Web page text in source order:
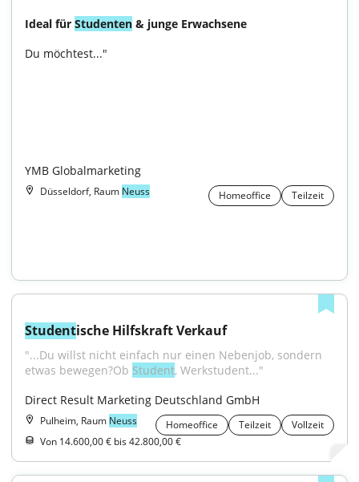
Ideal für Studenten & junge Erwachsene
Du möchtest..."
YMB Globalmarketing
Düsseldorf, Raum Neuss Homeoffice Teilzeit
Studentische Hilfskraft Verkauf
"...Du willst nicht einfach nur einen Nebenjob, sondern
etwas bewegen?Ob Student, Werkstudent..."
Direct Result Marketing Deutschland GmbH
Pulheim, Raum Neuss Homeoffice Teilzeit
Vollzeit
Von 14.600,00 € bis 42.800,00 €